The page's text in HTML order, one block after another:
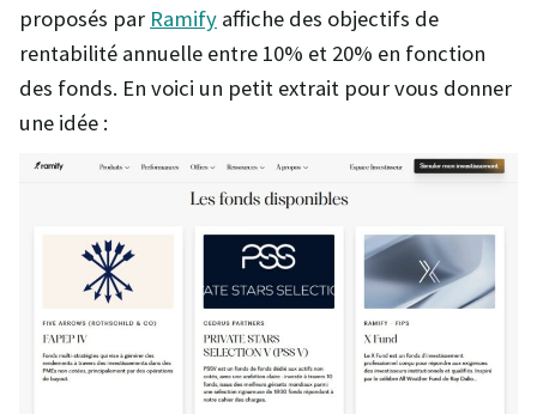
proposés par Ramify affiche des objectifs de
rentabilité annuelle entre 10% et 20% en fonction
des fonds. En voici un petit extrait pour vous donner
une idée :